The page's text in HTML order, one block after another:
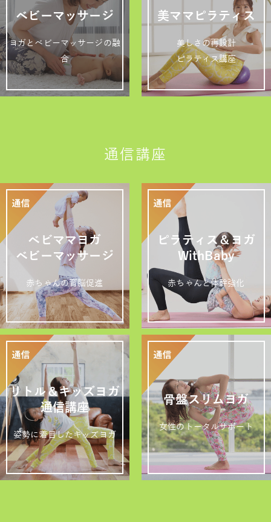
ベビーマッサージ
ヨガとベビーマッサージの融
合
美ママピラティス
美しさの再設計
ピラティス講座
通信講座
ベビママヨガ
ベビーマッサージ
赤ちゃんの育脳促進
ピラティス＆ヨガ
WithBaby
赤ちゃんと体幹強化
リトル＆キッズヨガ
通信講座
姿勢に着目したキッズヨガ
骨盤スリムヨガ
女性のトータルサポート